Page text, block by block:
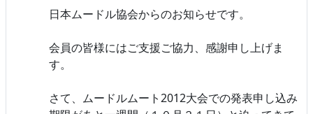
日本ムードル協会からのお知らせです。
会員の皆様にはご支援ご協力、感謝申し上げま
す。
さて、ムードルムート2012大会での発表申し込み